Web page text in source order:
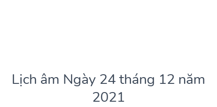
Lịch âm Ngày 24 tháng 12 năm
2021